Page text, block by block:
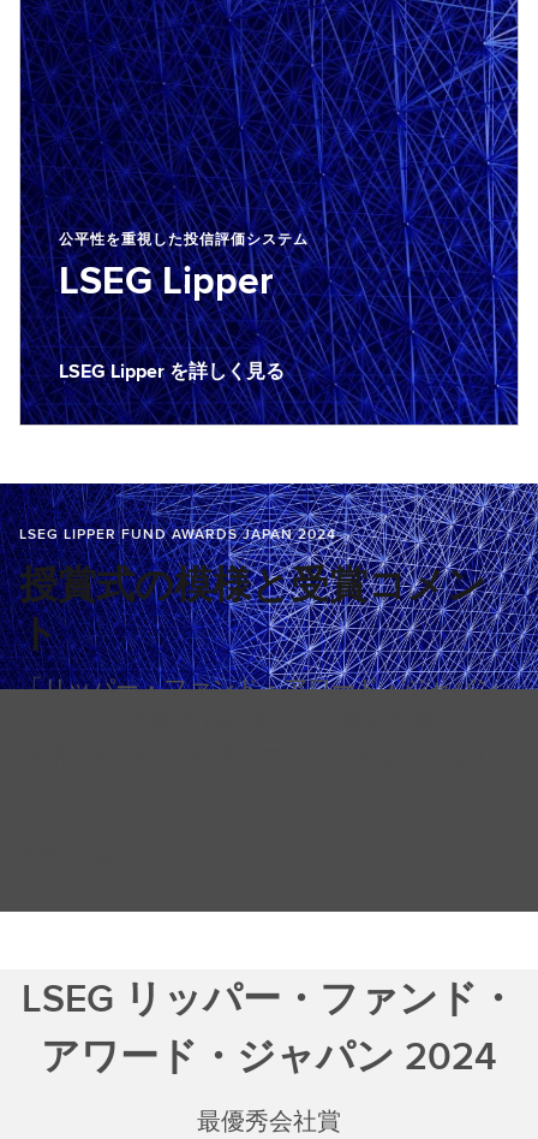
公平性を重視した投信評価システム
LSEG Lipper
L
S
L
i
p
p
e
r
を
LSEG Lipper を詳しく見る
LSEG LIPPER FUND AWARDS JAPAN 2024
授賞式の模様と受賞コメン
ト
「リッパー・ファンド・アワード・ジャパン
LSEG リッパー・ファンド・
アワード・ジャパン 2024
最優秀会社賞